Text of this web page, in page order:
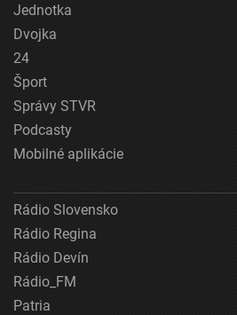
Jednotka
Dvojka
24
Šport
Správy STVR
Podcasty
Mobilné aplikácie
Rádio Slovensko
Rádio Regina
Rádio Devín
Rádio_FM
Patria